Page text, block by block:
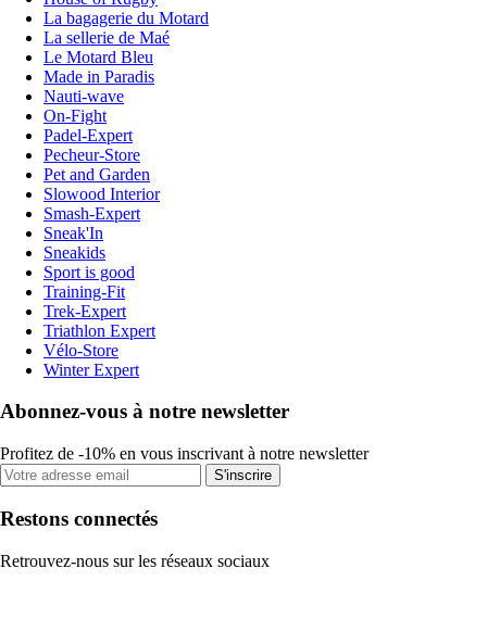
La bagagerie du Motard
La sellerie de Maé
Le Motard Bleu
Made in Paradis
Nauti-wave
On-Fight
Padel-Expert
Pecheur-Store
Pet and Garden
Slowood Interior
Smash-Expert
Sneak'In
Sneakids
Sport is good
Training-Fit
Trek-Expert
Triathlon Expert
Vélo-Store
Winter Expert
Abonnez-vous à notre newsletter
Profitez de -10% en vous inscrivant à notre newsletter
S'inscrire
Restons connectés
Retrouvez-nous sur les réseaux sociaux